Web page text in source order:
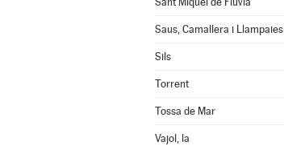
Saus, Camallera i Llampaies
Sils
Torrent
Tossa de Mar
Vajol, la